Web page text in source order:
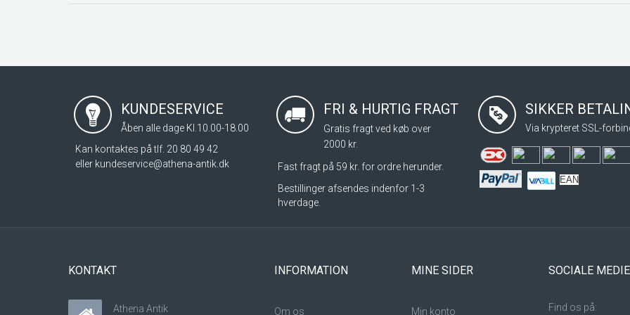
KUNDESERVICE
Åben alle dage Kl.10.00-18.00
Kan kontaktes på tlf. 20 80 49 42
eller kundeservice@athena-antik.dk
FRI & HURTIG FRAGT
Gratis fragt ved køb over
2000 kr.
Fast fragt på 59 kr. for ordre herunder.
Bestillinger afsendes indenfor 1-3
hverdage.
SIKKER
Via krypteret SSL-
EAN
KONTAKT
Athena Antik
INFORMATION
Om os
MINE SIDER
Min konto
SOCIALE
Find os på: